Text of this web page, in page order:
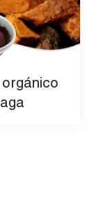
orgánico